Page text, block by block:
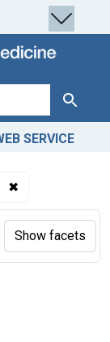
Search
SERVICE
✖
Show facets